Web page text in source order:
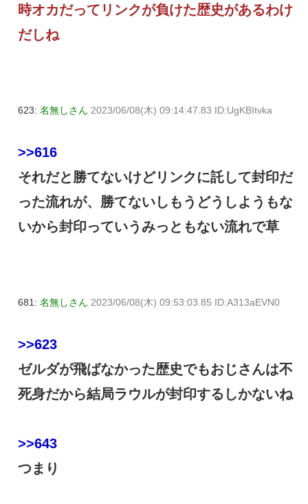
時オカだってリンクが負けた歴史があるわけ
だしね
623: 名無しさん 2023/06/08(木) 09:14:47.83 ID:UgKBItvka
>>616
それだと勝てないけどリンクに託して封印だ
った流れが、勝てないしもうどうしようもな
いから封印っていうみっともない流れで草
681: 名無しさん 2023/06/08(木) 09:53:03.85 ID:A313aEVN0
>>623
ゼルダが飛ばなかった歴史でもおじさんは不
死身だから結局ラウルが封印するしかないね
>>643
つまり